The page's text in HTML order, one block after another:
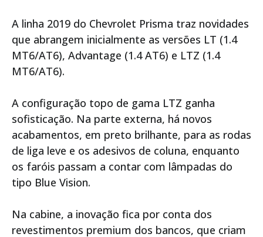
A linha 2019 do Chevrolet Prisma traz novidades
que abrangem inicialmente as versões LT (1.4
MT6/AT6), Advantage (1.4 AT6) e LTZ (1.4
MT6/AT6).
A configuração topo de gama LTZ ganha
sofisticação. Na parte externa, há novos
acabamentos, em preto brilhante, para as rodas
de liga leve e os adesivos de coluna, enquanto
os faróis passam a contar com lâmpadas do
tipo Blue Vision.
Na cabine, a inovação fica por conta dos
revestimentos premium dos bancos, que criam